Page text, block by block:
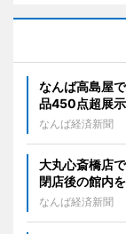
なんば高島屋
品450点超展示
なんば経済新聞
大丸心斎橋店
閉店後の館内
なんば経済新聞